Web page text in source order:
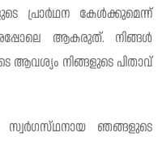
പ്രാർഥന കേൾക്കുമെന്ന്
ആകരുത്. നിങ്ങൾ
ആവശ്യം നിങ്ങളുടെ പിതാവ്
സ്വർഗസ്‌ഥനായ ഞങ്ങളുടെ